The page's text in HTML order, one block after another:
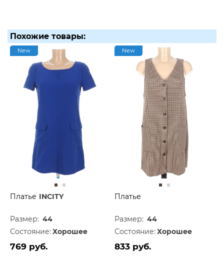
Похожие товары:
New
Платье INCITY
Размер: 44
Состояние: Хорошее
769 руб.
New
Платье
Размер: 44
Состояние: Хорошее
833 руб.